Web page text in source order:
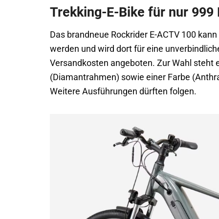
Trekking-E-Bike für nur 999
Das brandneue Rockrider E-ACTV 100
werden und wird dort für eine
Versandkosten angeboten. Zur Wahl steht
(Diamantrahmen) sowie einer Farbe
Weitere Ausführungen dürften folgen.